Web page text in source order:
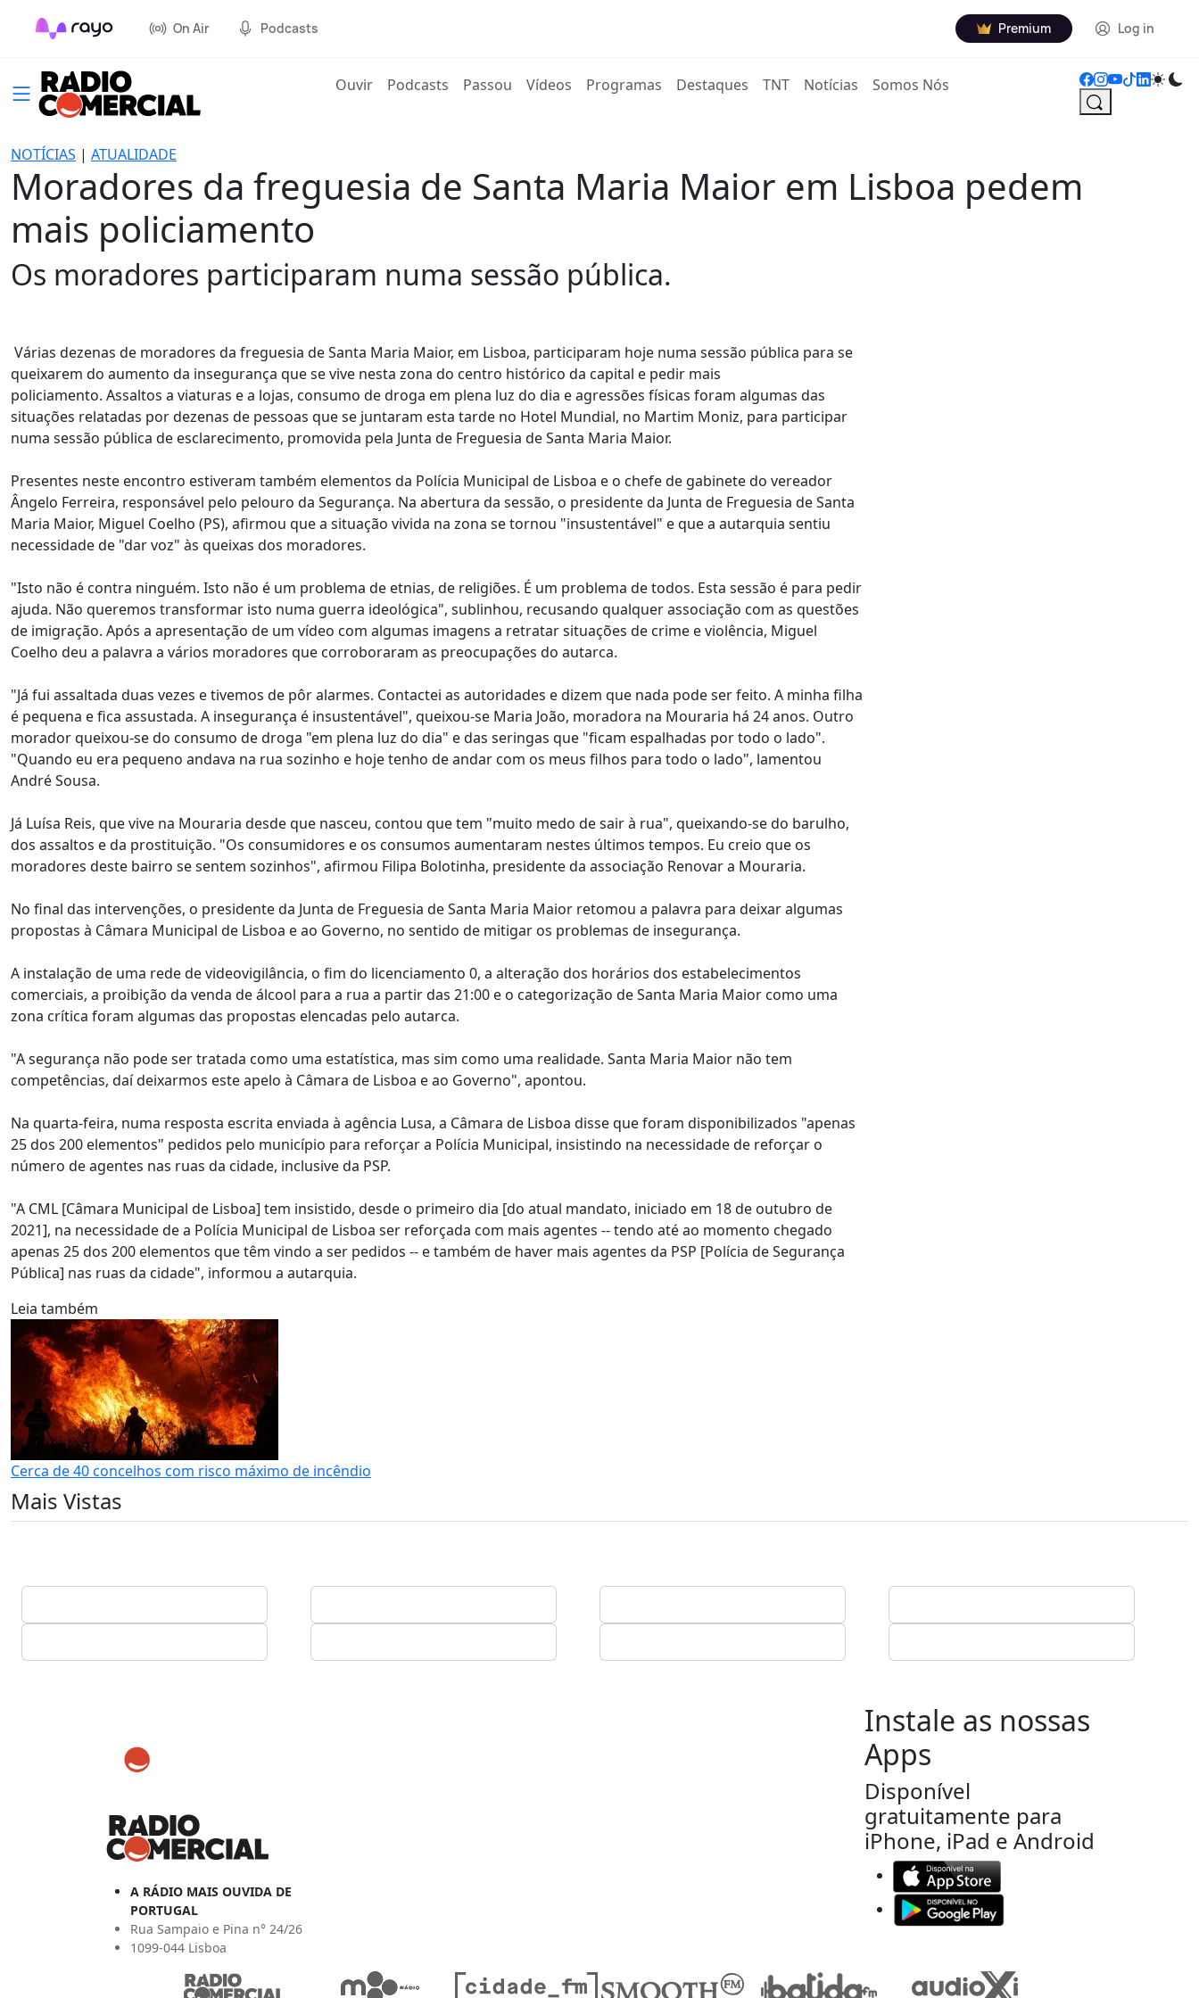
On Air Podcasts Premium Log in
Ouvir(current)
Podcasts Passou Vídeos Programas Destaques TNT Notícias Somos Nós
NOTÍCIAS | ATUALIDADE
Moradores da freguesia de Santa Maria Maior em Lisboa pedem
mais policiamento
Os moradores participaram numa sessão pública.
Várias dezenas de moradores da freguesia de Santa Maria Maior, em Lisboa, participaram hoje numa sessão pública para se
queixarem do aumento da insegurança que se vive nesta zona do centro histórico da capital e pedir mais
policiamento. Assaltos a viaturas e a lojas, consumo de droga em plena luz do dia e agressões físicas foram algumas das
situações relatadas por dezenas de pessoas que se juntaram esta tarde no Hotel Mundial, no Martim Moniz, para participar
numa sessão pública de esclarecimento, promovida pela Junta de Freguesia de Santa Maria Maior.
Presentes neste encontro estiveram também elementos da Polícia Municipal de Lisboa e o chefe de gabinete do vereador
Ângelo Ferreira, responsável pelo pelouro da Segurança. Na abertura da sessão, o presidente da Junta de Freguesia de Santa
Maria Maior, Miguel Coelho (PS), afirmou que a situação vivida na zona se tornou "insustentável" e que a autarquia sentiu
necessidade de "dar voz" às queixas dos moradores.
"Isto não é contra ninguém. Isto não é um problema de etnias, de religiões. É um problema de todos. Esta sessão é para pedir
ajuda. Não queremos transformar isto numa guerra ideológica", sublinhou, recusando qualquer associação com as questões
de imigração. Após a apresentação de um vídeo com algumas imagens a retratar situações de crime e violência, Miguel
Coelho deu a palavra a vários moradores que corroboraram as preocupações do autarca.
"Já fui assaltada duas vezes e tivemos de pôr alarmes. Contactei as autoridades e dizem que nada pode ser feito. A minha filha
é pequena e fica assustada. A insegurança é insustentável", queixou-se Maria João, moradora na Mouraria há 24 anos. Outro
morador queixou-se do consumo de droga "em plena luz do dia" e das seringas que "ficam espalhadas por todo o lado".
"Quando eu era pequeno andava na rua sozinho e hoje tenho de andar com os meus filhos para todo o lado", lamentou
André Sousa.
Já Luísa Reis, que vive na Mouraria desde que nasceu, contou que tem "muito medo de sair à rua", queixando-se do barulho,
dos assaltos e da prostituição. "Os consumidores e os consumos aumentaram nestes últimos tempos. Eu creio que os
moradores deste bairro se sentem sozinhos", afirmou Filipa Bolotinha, presidente da associação Renovar a Mouraria.
No final das intervenções, o presidente da Junta de Freguesia de Santa Maria Maior retomou a palavra para deixar algumas
propostas à Câmara Municipal de Lisboa e ao Governo, no sentido de mitigar os problemas de insegurança.
A instalação de uma rede de videovigilância, o fim do licenciamento 0, a alteração dos horários dos estabelecimentos
comerciais, a proibição da venda de álcool para a rua a partir das 21:00 e o categorização de Santa Maria Maior como uma
zona crítica foram algumas das propostas elencadas pelo autarca.
"A segurança não pode ser tratada como uma estatística, mas sim como uma realidade. Santa Maria Maior não tem
competências, daí deixarmos este apelo à Câmara de Lisboa e ao Governo", apontou.
Na quarta-feira, numa resposta escrita enviada à agência Lusa, a Câmara de Lisboa disse que foram disponibilizados "apenas
25 dos 200 elementos" pedidos pelo município para reforçar a Polícia Municipal, insistindo na necessidade de reforçar o
número de agentes nas ruas da cidade, inclusive da PSP.
"A CML [Câmara Municipal de Lisboa] tem insistido, desde o primeiro dia [do atual mandato, iniciado em 18 de outubro de
2021], na necessidade de a Polícia Municipal de Lisboa ser reforçada com mais agentes -- tendo até ao momento chegado
apenas 25 dos 200 elementos que têm vindo a ser pedidos -- e também de haver mais agentes da PSP [Polícia de Segurança
Pública] nas ruas da cidade", informou a autarquia.
Leia também
Cerca de 40 concelhos com risco máximo de incêndio
Mais Vistas
A RÁDIO MAIS OUVIDA DE
PORTUGAL
Rua Sampaio e Pina n° 24/26
1099-044 Lisboa
Instale as nossas
Apps
Disponível
gratuitamente para
iPhone, iPad e Android